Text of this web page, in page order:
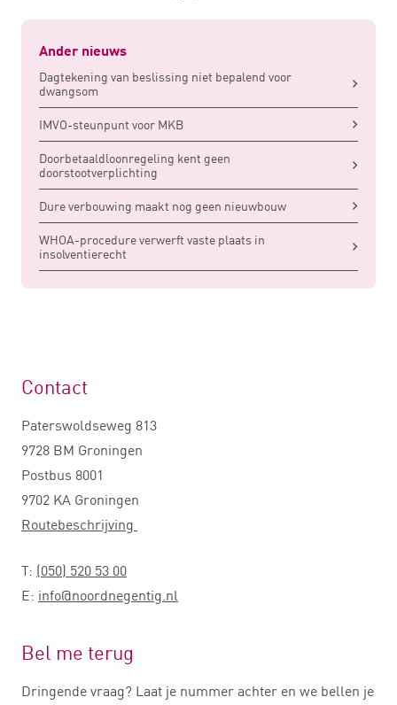
Ander nieuws
Dagtekening van beslissing niet bepalend voor
dwangsom
IMVO-steunpunt voor MKB
Doorbetaaldloonregeling kent geen
doorstootverplichting
Dure verbouwing maakt nog geen nieuwbouw
WHOA-procedure verwerft vaste plaats in
insolventierecht
Contact
Paterswoldseweg 813
9728 BM Groningen
Postbus 8001
9702 KA Groningen
Routebeschrijving
T: (050) 520 53 00
E: info@noordnegentig.nl
Bel me terug
Dringende vraag? Laat je nummer achter en we bellen je